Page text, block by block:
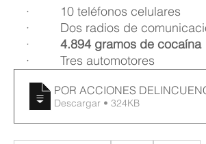
·         10 teléfonos celulares
·         Dos radios de
· 4.894 gramos de cocaína
·         Tres automotores
POR ACCIONES
Descargar • 324KB